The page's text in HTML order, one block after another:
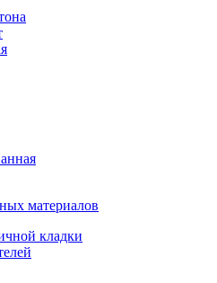
материалов
кладки